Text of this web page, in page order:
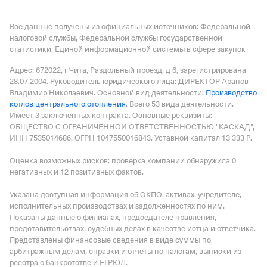
Все данные получены из официальных источников: Федеральной
налоговой службы, Федеральной службы государственной
статистики, Единой информационной системы в сфере закупок
Адрес: 672022, г Чита, Раздольный проезд, д 6, зарегистрирована
28.07.2004. Руководитель юридического лица: ДИРЕКТОР Арапов
Владимир Николаевич. Основной вид деятельности: Производство
котлов центрального отопления. Всего 53 вида деятельности.
Имеет 3 заключенных контракта. Основные реквизиты:
ОБЩЕСТВО С ОГРАНИЧЕННОЙ ОТВЕТСТВЕННОСТЬЮ "КАСКАД",
ИНН 7535014686, ОГРН 1047550016843. Уставной капитал 13 333 ₽.
Оценка возможных рисков: проверка компании обнаружила 0
негативных и 12 позитивных фактов.
Указана доступная информация об ОКПО, активах, учредителе,
исполнительных производствах и задолженностях по ним.
Показаны данные о филиалах, председателе правления,
представительствах, судебных делах в качестве истца и ответчика.
Представлены финансовые сведения в виде суммы по
арбитражным делам, справки и отчеты по налогам, выписки из
реестра о банкротстве и ЕГРЮЛ.